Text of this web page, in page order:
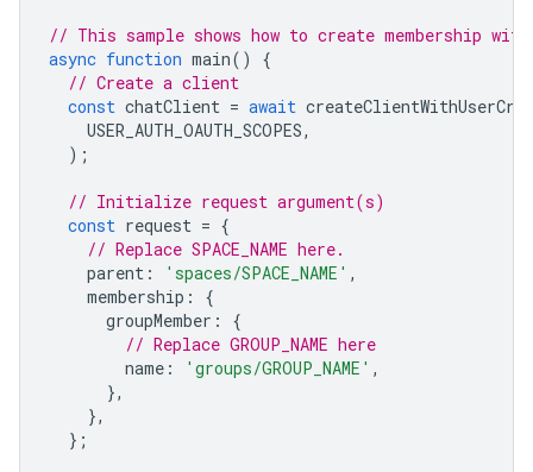
// This sample shows how to create membership
async function main()
{
// Create a client
const chatClient = await
USER_AUTH_OAUTH_SCOPES,
);
// Initialize request argument(s)
const request = {
// Replace SPACE_NAME here.
parent : 'spaces/SPACE_NAME' ,
membership :
{
groupMember :
{
// Replace GROUP_NAME here
name : 'groups/GROUP_NAME' ,
},
},
};